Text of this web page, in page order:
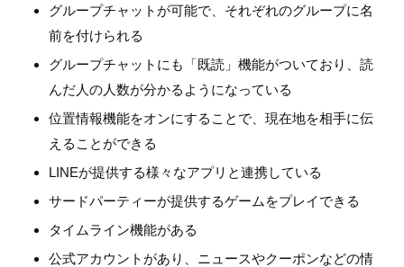
グループチャットが可能で、それぞれのグループに名
前を付けられる
グループチャットにも「既読」機能がついており、読
んだ人の人数が分かるようになっている
位置情報機能をオンにすることで、現在地を相手に伝
えることができる
LINEが提供する様々なアプリと連携している
サードパーティーが提供するゲームをプレイできる
タイムライン機能がある
公式アカウントがあり、ニュースやクーポンなどの情